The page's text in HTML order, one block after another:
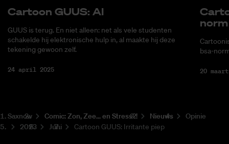
Car­toon GUUS: AI
GUUS is terug. En niet alleen: net als vele studenten
schakelde hij elektronische hulp in, al maakte hij deze
tekening gewoon zelf.
24 april 2025
norm
bsa-
20
Saxnow Co­mic: Zon, Zee... en Stress?! Nieuws
Opinie
2023
Juni Cartoon GUUS: Irritante piep